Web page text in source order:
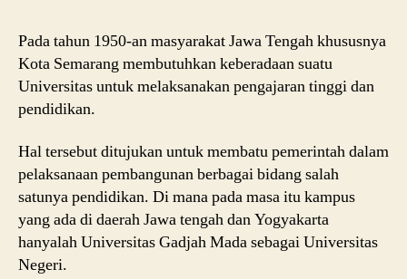
Pada tahun 1950-an masyarakat Jawa Tengah khususnya
Kota Semarang membutuhkan keberadaan suatu
Universitas untuk melaksanakan pengajaran tinggi dan
pendidikan.
Hal tersebut ditujukan untuk membatu pemerintah dalam
pelaksanaan pembangunan berbagai bidang salah
satunya pendidikan. Di mana pada masa itu kampus
yang ada di daerah Jawa tengah dan Yogyakarta
hanyalah Universitas Gadjah Mada sebagai Universitas
Negeri.